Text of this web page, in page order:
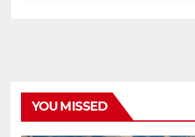
YOU MISSED